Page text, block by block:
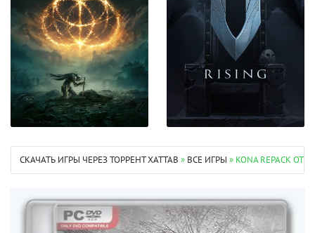
СКАЧАТЬ ИГРЫ ЧЕРЕЗ ТОРРЕНТ XATTAB » ВСЕ ИГРЫ » KONA REPACK ОТ